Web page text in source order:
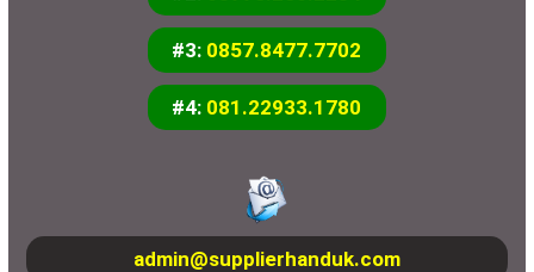
#3: 0857.8477.7702
#4: 081.22933.1780
admin@supplierhanduk.com